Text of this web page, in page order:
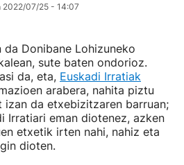
2022/07/25 - 14:07
Donibane Lohizuneko
sute baten ondorioz.
da, eta, Euskadi Irratiak
arabera, nahita piztu
da etxebizitzaren barruan;
Irratiari eman diotenez, azken
etxetik irten nahi, nahiz eta
dioten.